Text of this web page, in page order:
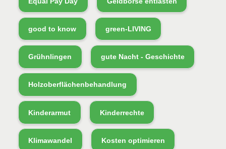
good to know green-LIVING
Grühnlingen gute Nacht - Geschichte
Holzoberflächenbehandlung
Kinderarmut Kinderrechte
Klimawandel Kosten optimieren